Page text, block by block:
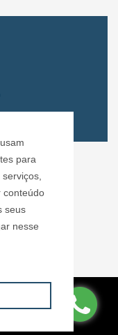
para
conteúdo
seus
nesse
reservados